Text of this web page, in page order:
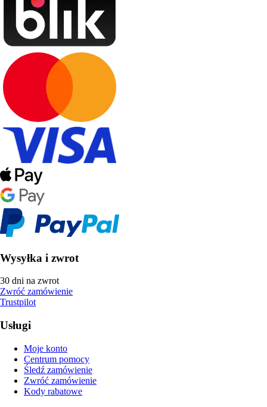
Wysyłka i zwrot
30 dni na zwrot
Zwróć zamówienie
Trustpilot
Usługi
Moje konto
Centrum pomocy
Śledź zamówienie
Zwróć zamówienie
Kody rabatowe